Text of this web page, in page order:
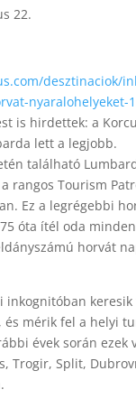
22.
desztinaciok/
nyaralohelyeket-
is hirdettek: a
lett a legjobb.
található
rangos Tourism
Ez a legrégebbi
óta ítél oda
horvát
keresik
és mérik fel a helyi
évek során ezek
Trogir, Split,